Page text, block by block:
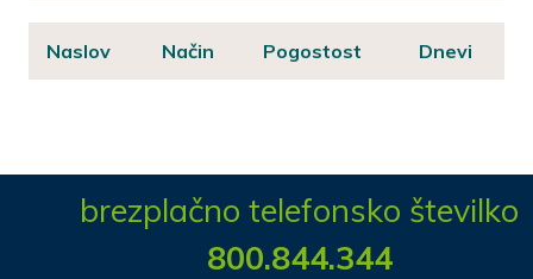
Naslov Način Pogostost Dnevi
brezplačno telefonsko številko
800.844.344